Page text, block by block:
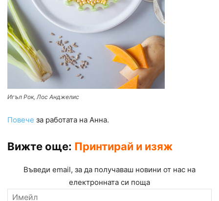
Игъл Рок, Лос Анджелис
Повече за работата на Анна.
Вижте още: Принтирай и изяж
Въведи email, за да получаваш новини от нас на
електронната си поща